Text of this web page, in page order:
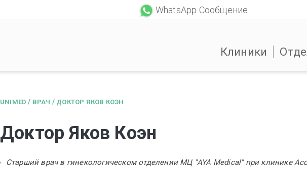
WhatsApp Сообщение
Клиники
UNIMED / ВРАЧ / ДОКТОР ЯКОВ КОЭН
Доктор Яков Коэн
Старший врач в гинекологическом отделении МЦ "AYA Medical" при клинике